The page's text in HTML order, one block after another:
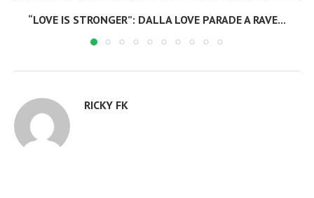
“LOVE IS STRONGER”: DALLA LOVE PARADE A RAVE...
RICKY FK